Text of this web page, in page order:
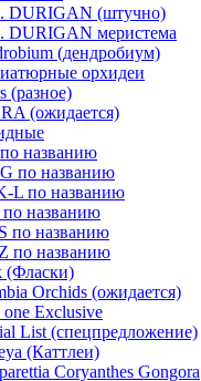
DURIGAN (штучно)
DURIGAN меристема
(дендробиум)
орхидеи
(разное)
(ожидается)
названию
по названию
L по названию
названию
по названию
по названию
(Фласки)
Orchids (ожидается)
Exclusive
List (спецпредложение)
(Каттлеи)
Coryanthes Gongora